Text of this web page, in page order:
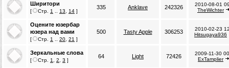
Ширитори
[ Стр. 1 13 14 ]
335 Anklave 242326
2010-08-01
TheWichter
Оцените юзербар
юзера над вами
[ Стр. 1 20 21 ]
500 Tasty Apple 306253
2010-02-23
Hitsugaya936
Зеркальные слова
[ Стр. 1 2 3 ]
64 Light 72426
2009-11-30
ExTamplier